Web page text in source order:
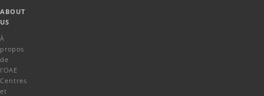
ABOUT
US
À
propos
de
l'OAE
Centres
et